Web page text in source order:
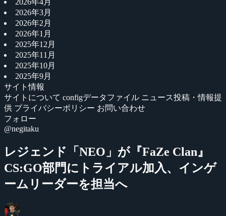
2026年4月
2026年3月
2026年2月
2026年1月
2025年12月
2025年11月
2025年10月
2025年9月
サイト情報
サイトについて configデータファイル ニュース投稿・情報提
供 プライバシーポリシー お問い合わせ
フォロー
@negitaku
レジェンド「NEO」が『FaZe Clan』
CS:GO部門にトライアル加入、インゲ
ームリーダーを担当へ